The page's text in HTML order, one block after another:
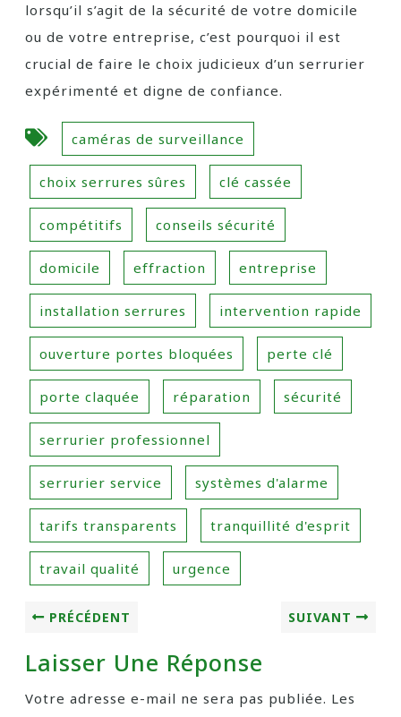
lorsqu’il s’agit de la sécurité de votre domicile
ou de votre entreprise, c’est pourquoi il est
crucial de faire le choix judicieux d’un serrurier
expérimenté et digne de confiance.
caméras de surveillance
choix serrures sûres clé cassée
compétitifs conseils sécurité
domicile effraction entreprise
installation serrures intervention rapide
ouverture portes bloquées perte clé
porte claquée réparation sécurité
serrurier professionnel
serrurier service systèmes d'alarme
tarifs transparents tranquillité d'esprit
travail qualité urgence
PRÉCÉDENT SUIVANT
Laisser Une Réponse
Votre adresse e-mail ne sera pas publiée. Les